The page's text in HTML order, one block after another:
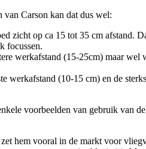
Carson kan dat dus wel:
zicht op ca 15 tot 35 cm afstand.
focussen.
werkafstand (15-25cm) maar wel
werkafstand (10-15 cm) en de
voorbeelden van gebruik van
hem vooral in de markt voor